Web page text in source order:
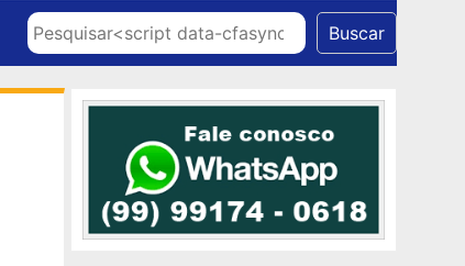
Pesquisar Buscar